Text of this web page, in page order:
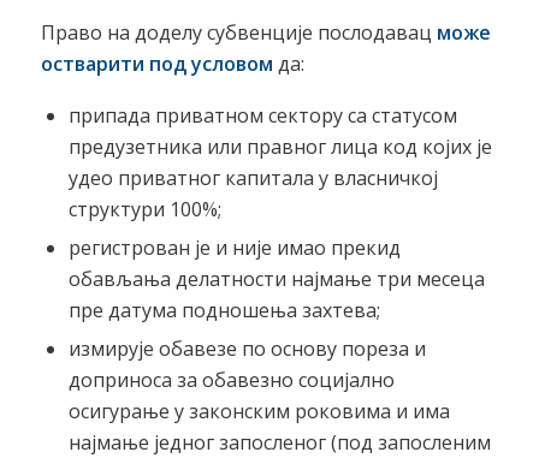
Право на доделу субвенције послодавац може
остварити под условом да:
припада приватном сектору са статусом
предузетника или правног лица код којих је
удео приватног капитала у власничкој
структури 100%;
регистрован је и није имао прекид
обављања делатности најмање три месеца
пре датума подношења захтева;
измирује обавезе по основу пореза и
доприноса за обавезно социјално
осигурање у законским роковима и има
најмање једног запосленог (под запосленим